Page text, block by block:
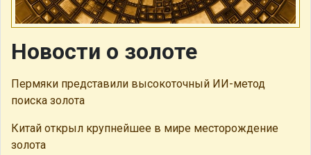
Новости о золоте
Пермяки представили высокоточный ИИ-метод
поиска золота
Китай открыл крупнейшее в мире месторождение
золота